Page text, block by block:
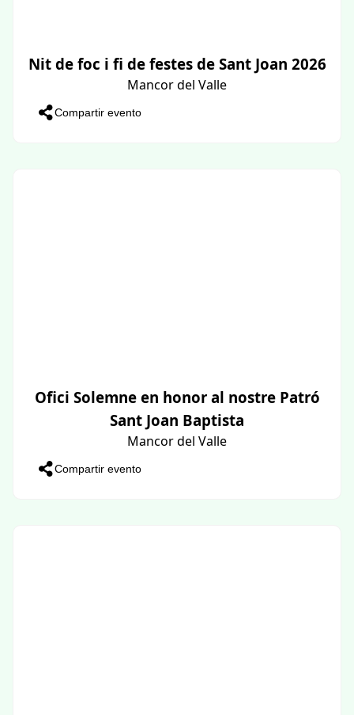
Nit de foc i fi de festes de Sant Joan 2026
Mancor del Valle
Compartir evento
Ofici Solemne en honor al nostre Patró
Sant Joan Baptista
Mancor del Valle
Compartir evento